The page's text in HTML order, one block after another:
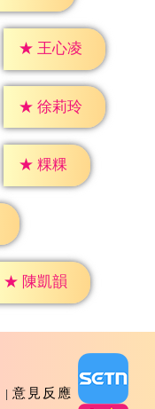
★ 王心凌
★ 徐莉玲
★ 粿粿
★ 陳凱韻
意見反應